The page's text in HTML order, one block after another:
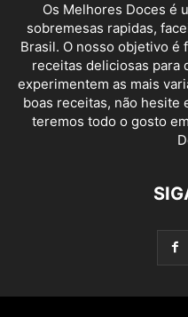
Os Melhores Doces é
sobremesas rapidas,
Brasil. O nosso objetivo é
receitas deliciosas para
experimentem as mais
boas receitas, não hesite
teremos todo o gosto